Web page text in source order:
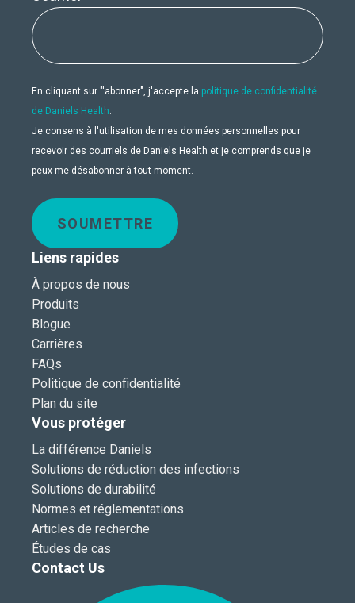
En cliquant sur "'abonner", j'accepte la politique de confidentialité
de Daniels Health.
Je consens à l'utilisation de mes données personnelles pour
recevoir des courriels de Daniels Health et je comprends que je
peux me désabonner à tout moment.
SOUMETTRE
Liens rapides
À propos de nous
Produits
Blogue
Carrières
FAQs
Politique de confidentialité
Plan du site
Vous protéger
La différence Daniels
Solutions de réduction des infections
Solutions de durabilité
Normes et réglementations
Articles de recherche
Études de cas
Contact Us